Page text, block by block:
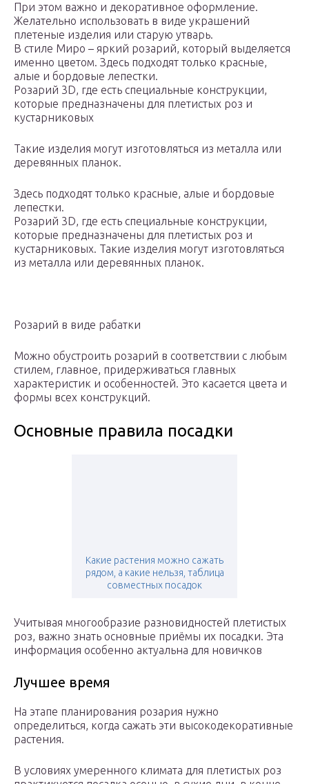
При этом важно и декоративное оформление.
Желательно использовать в виде украшений
плетеные изделия или старую утварь.
В стиле Миро – яркий розарий, который выделяется
именно цветом. Здесь подходят только красные,
алые и бордовые лепестки.
Розарий 3D, где есть специальные конструкции,
которые предназначены для плетистых роз и
кустарниковых
Такие изделия могут изготовляться из металла или
деревянных планок.
Здесь подходят только красные, алые и бордовые
лепестки.
Розарий 3D, где есть специальные конструкции,
которые предназначены для плетистых роз и
кустарниковых. Такие изделия могут изготовляться
из металла или деревянных планок.
Розарий в виде рабатки
Можно обустроить розарий в соответствии с любым
стилем, главное, придерживаться главных
характеристик и особенностей. Это касается цвета и
формы всех конструкций.
Основные правила посадки
Какие растения можно сажать
рядом, а какие нельзя, таблица
совместных посадок
Учитывая многообразие разновидностей плетистых
роз, важно знать основные приёмы их посадки. Эта
информация особенно актуальна для новичков
Лучшее время
На этапе планирования розария нужно
определиться, когда сажать эти высокодекоративные
растения.
В условиях умеренного климата для плетистых роз